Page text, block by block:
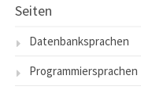
Seiten
Datenbanksprachen
Programmiersprachen